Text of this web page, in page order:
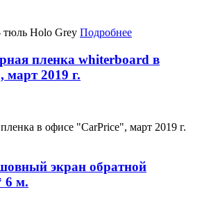
тюль Holo Grey Подробнее
пленка whiterboard в
2019 г.
в офисе "CarPrice", март 2019 г.
экран обратной
6 м.